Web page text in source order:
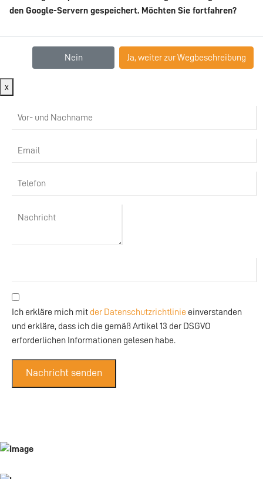
den Google-Servern gespeichert. Möchten Sie fortfahren?
Nein Ja, weiter zur Wegbeschreibung
x
Ich erkläre mich mit der Datenschutzrichtlinie einverstanden
und erkläre, dass ich die gemäß Artikel 13 der DSGVO
erforderlichen Informationen gelesen habe.
Nachricht senden